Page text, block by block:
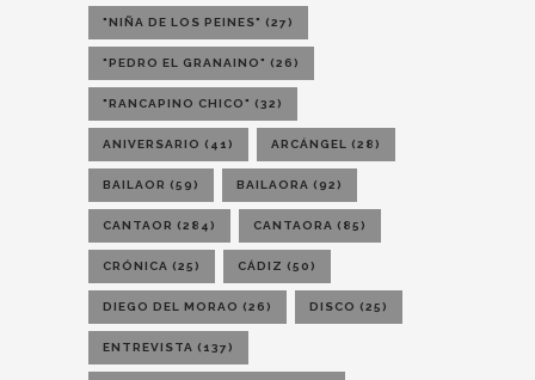
"NIÑA DE LOS PEINES" (27)
"PEDRO EL GRANAINO" (26)
"RANCAPINO CHICO" (32)
ANIVERSARIO (41) ARCÁNGEL (28)
BAILAOR (59) BAILAORA (92)
CANTAOR (284) CANTAORA (85)
CRÓNICA (25) CÁDIZ (50)
DIEGO DEL MORAO (26) DISCO (25)
ENTREVISTA (137)